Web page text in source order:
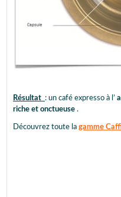
Résultat : un café expresso à l’
riche et onctueuse .
Découvrez toute la gamme